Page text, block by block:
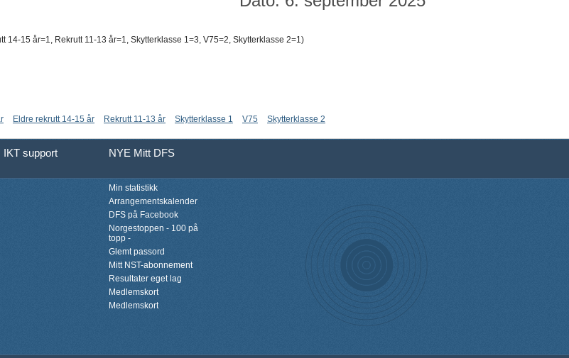
15 år=1, Rekrutt 11-13 år=1, Skytterklasse 1=3, V75=2, Skytterklasse 2=1)
Eldre rekrutt 14-15 år Rekrutt 11-13 år Skytterklasse 1 V75 Skytterklasse 2
IKT support NYE Mitt DFS
Min statistikk
Arrangementskalender
DFS på Facebook
Norgestoppen - 100 på
topp -
Glemt passord
Mitt NST-abonnement
Resultater eget lag
Medlemskort
Medlemskort